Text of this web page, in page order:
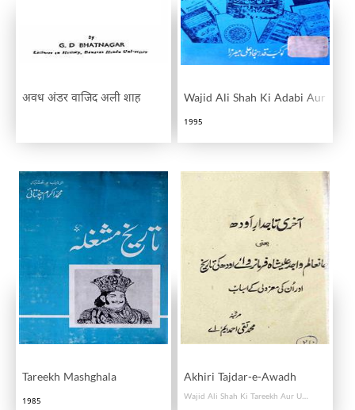
अवध अंडर वाजिद अली शाह Wajid Ali Shah Ki Adabi Aur
1995
Tareekh Mashghala
1985
Akhiri Tajdar-e-Awadh
Wajid Ali Shah Ki Tareekh Aur Unki Mazooli Ke Asbab